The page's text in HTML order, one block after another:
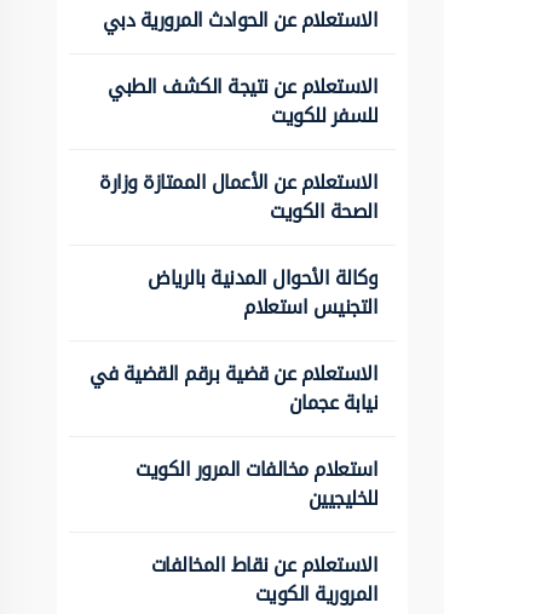
الاستعلام عن الحوادث المرورية دبي
الاستعلام عن نتيجة الكشف الطبي
للسفر للكويت
الاستعلام عن الأعمال الممتازة وزارة
الصحة الكويت
وكالة الأحوال المدنية بالرياض
التجنيس استعلام
الاستعلام عن قضية برقم القضية في
نيابة عجمان
استعلام مخالفات المرور الكويت
للخليجيين
الاستعلام عن نقاط المخالفات
المرورية الكويت